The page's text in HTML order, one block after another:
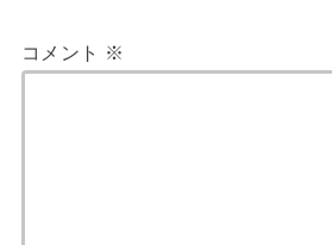
コメント ※